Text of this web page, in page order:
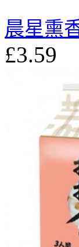
晨星熏
£3.59